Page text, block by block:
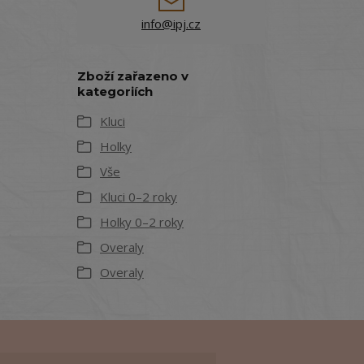
info@ipj.cz
Zboží zařazeno v
kategoriích
Kluci
Holky
Vše
Kluci 0–2 roky
Holky 0–2 roky
Overaly
Overaly